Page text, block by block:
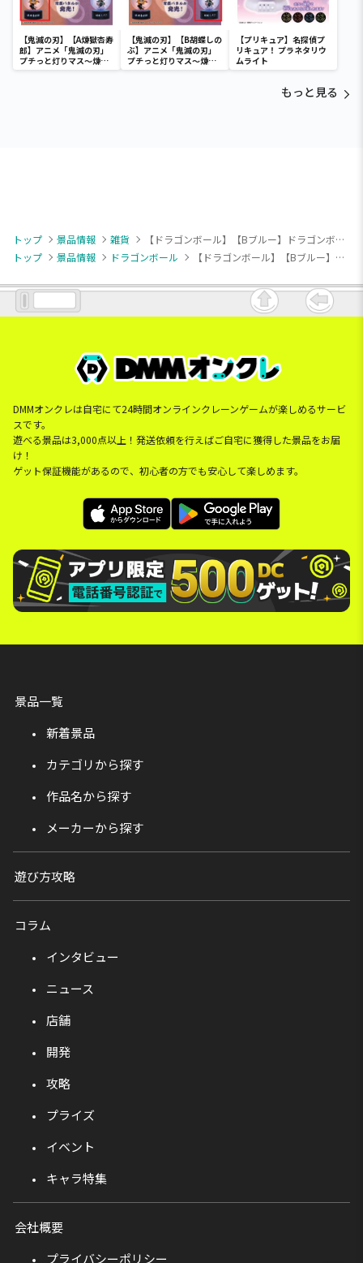
【鬼滅の刃】【A煉獄杏寿
郎】アニメ「鬼滅の刃」
プチっと灯りマス～煉獄
杏寿郎・胡蝶しのぶ～
【鬼滅の刃】【B胡蝶しの
ぶ】アニメ「鬼滅の刃」
プチっと灯りマス～煉獄
杏寿郎・胡蝶しのぶ～
【プリキュア】名探偵プ
リキュア！ プラネタリウ
ムライト
もっと見る
トップ 景品情報 雑貨
【ドラゴンボール】【Bブルー】ドラゴンボールDAIMA ビジュアルアートプレートvol.2
トップ
景品情報 ドラゴンボール 【ドラゴンボール】【Bブルー】ドラゴンボールDAIMA ビジュアルアートプレートvol.2
DMMオンクレは自宅にて24時間オンラインクレーンゲームが楽しめるサービ
スです。
遊べる景品は3,000点以上！発送依頼を行えばご自宅に獲得した景品をお届
け！
ゲット保証機能があるので、初心者の方でも安心して楽しめます。
景品一覧
新着景品
カテゴリから探す
作品名から探す
メーカーから探す
遊び方攻略
コラム
インタビュー
ニュース
店舗
開発
攻略
プライズ
イベント
キャラ特集
会社概要
プライバシーポリシー